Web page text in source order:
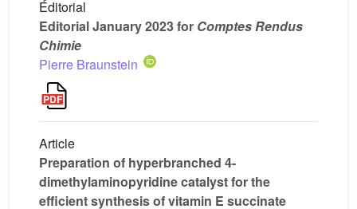
Éditorial
Editorial January 2023 for Comptes Rendus
Chimie
Pierre Braunstein
Article
Preparation of hyperbranched 4-
dimethylaminopyridine catalyst for the
efficient synthesis of vitamin E succinate